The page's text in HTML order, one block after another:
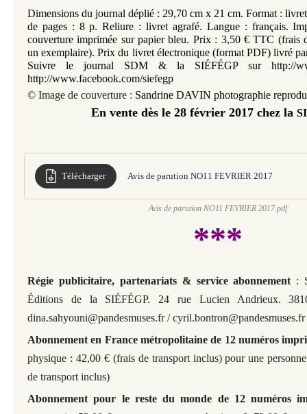
Dimensions du journal déplié : 29,70 cm x 21 cm. Format :
de pages : 8 p. Reliure : livret agrafé. Langue : français.
couverture imprimée sur papier bleu. Prix : 3,50 € TTC (frais
un exemplaire). Prix du livret électronique (format PDF) livré
Suivre le journal SDM & la SIÉFÉGP sur http://
http://www.facebook.com/siefegp
© Image de couverture : Sandrine DAVIN photographie
En vente dès le 28 février 2017 chez la
Télécharger Avis de parution NO11 FEVRIER 2017
Avis de parution NO11 FEVRIER 2017.pdf
***
Régie publicitaire, partenariats & service abonnement :
Éditions de la SIÉFÉGP. 24 rue Lucien Andrieux.
dina.sahyouni@pandesmuses.fr / cyril.bontron@pandesmuses.fr
Abonnement en France métropolitaine de 12 numéros
physique : 42,00 € (frais de transport inclus) pour une
de transport inclus)
Abonnement pour le reste du monde de 12 numéros